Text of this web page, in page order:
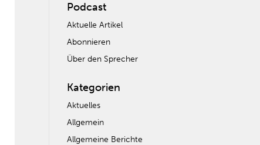
Podcast
Aktuelle Artikel
Abonnieren
Über den Sprecher
Kategorien
Aktuelles
Allgemein
Allgemeine Berichte